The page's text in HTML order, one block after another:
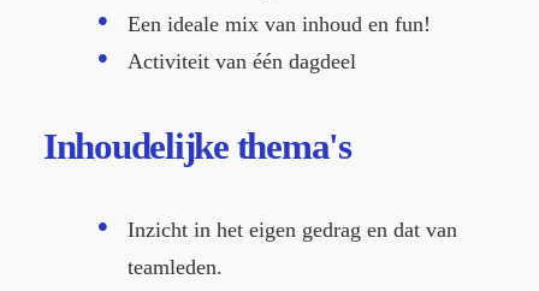
Een ideale mix van inhoud en fun!
Activiteit van één dagdeel
Inhoudelijke thema's
Inzicht in het eigen gedrag en dat van
teamleden.